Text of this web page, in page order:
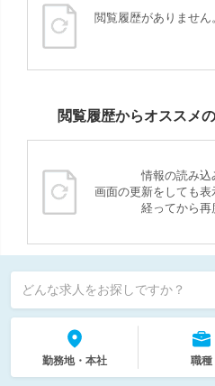
閲覧履歴がありませ
閲覧履歴からオススメ
情報の読み込
画面の更新をしても表
経ってから再
どんな求人をお探しですか？
勤務地・本社 職種